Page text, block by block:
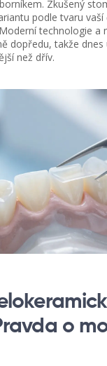
Zkušený
podle tvaru vaší
technologie a
dopředu, takže dnes
než dřív.
o